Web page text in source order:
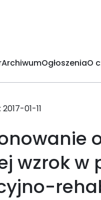
ArchiwumOgłoszeniaO
2017-01-11
wzrok w